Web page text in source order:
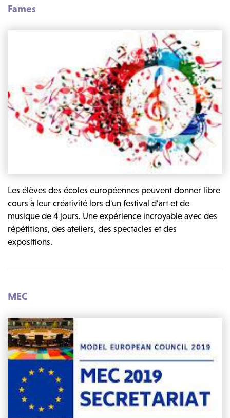
Fames
Les élèves des écoles européennes peuvent donner libre
cours à leur créativité lors d'un festival d’art et de
musique de 4 jours. Une expérience incroyable avec des
répétitions, des ateliers, des spectacles et des
expositions.
MEC